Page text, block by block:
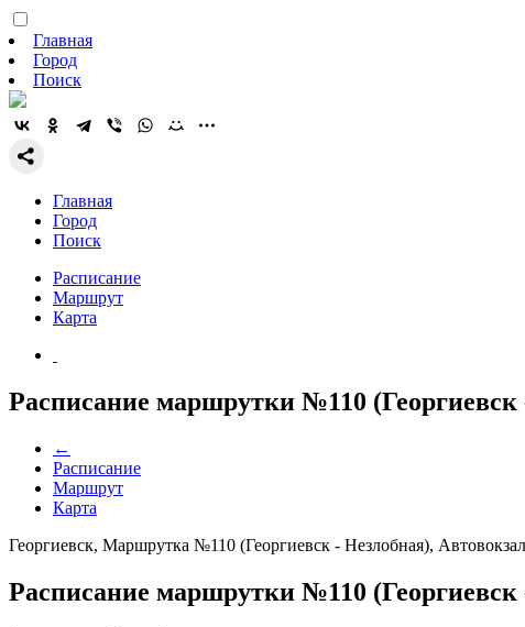
Главная
Город
Поиск
Главная
Город
Поиск
Расписание
Маршрут
Карта
Расписание маршрутки №110 (Георгиевск
←
Расписание
Маршрут
Карта
Георгиевск, Маршрутка №110 (Георгиевск - Незлобная),
Расписание маршрутки №110 (Георгиевск